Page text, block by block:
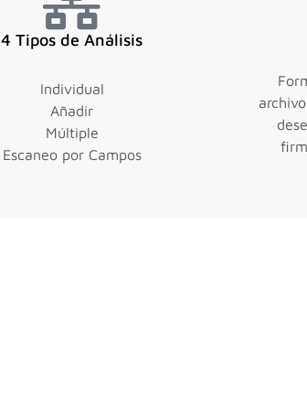
4 Tipos de Análisis
Individual
Añadir
Múltiple
Escaneo por Campos